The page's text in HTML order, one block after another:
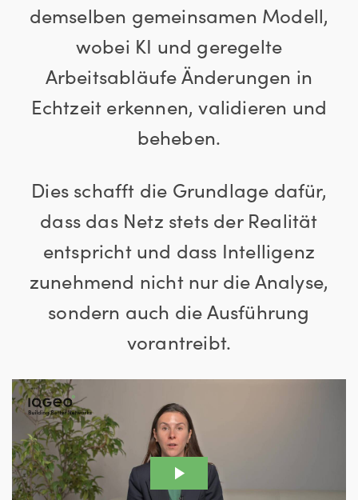
demselben gemeinsamen Modell,
wobei KI und geregelte
Arbeitsabläufe Änderungen in
Echtzeit erkennen, validieren und
beheben.
Dies schafft die Grundlage dafür,
dass das Netz stets der Realität
entspricht und dass Intelligenz
zunehmend nicht nur die Analyse,
sondern auch die Ausführung
vorantreibt.